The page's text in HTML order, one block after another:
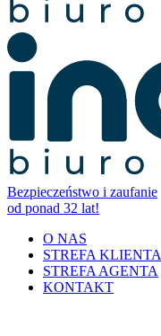
Bezpieczeństwo i zaufanie
od ponad 32 lat!
O NAS
STREFA KLIENTA
STREFA AGENTA
KONTAKT